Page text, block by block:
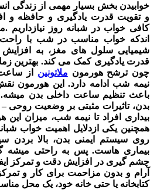
خوابیدن بخش بسیار مهمی از زندگی
و تقویت قدرت یادگیری و حافظه و
کافی خواب در شبانه روز نیازداریم
اندکه خواب مناسب در شب با
شیمیایی سلول های مغز، به
قدرت یادگیری کمک می کند. بهترین
چون ترشح هورمون ملاتونین
نیمه شب ادامه دارد. این هورمون
باعث تنظیم ساعت داخلی بدن میشه.
بدن، تاثیرات مثبتی بر وضعیت روحی –
بیداری افراد تا نیمه ‌شب، میزان
همچنین یکی ازدلایل اهمیت خواب شبانه
روی سیستم ایمنی بدن، بالا بردن
بیماری ‌هاست. پس به راحتی میشه
چشم گیری در افزایش دقت و تمرکز
آرام و بدون مزاحمت برای کار و
کتابخانه یا حتی خانه خود، یک محل